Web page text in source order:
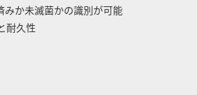
か未滅菌かの識別が可能
耐久性